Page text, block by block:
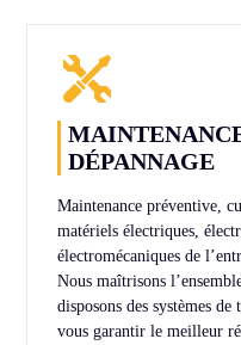
DÉPANNAGE
Maintenance préventive,
matériels électriques,
électromécaniques de
Nous maîtrisons
disposons des systèmes
vous garantir le meilleur